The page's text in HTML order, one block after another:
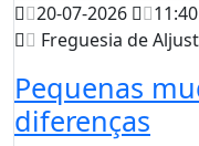
20-07-2026
11:40
Freguesia de
Pequenas
diferenças